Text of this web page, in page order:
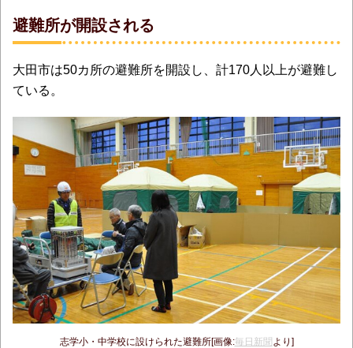
避難所が開設される
大田市は50カ所の避難所を開設し、計170人以上が避難し
ている。
志学小・中学校に設けられた避難所[画像:毎日新聞 より]